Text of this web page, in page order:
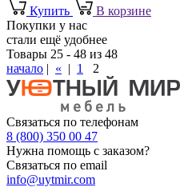
Купить
В корзине
Покупки у нас
стали ещё удобнее
Товары 25 - 48 из 48
начало
« 1 2
Связаться по телефонам
8 (800) 350 00 47
Нужна помощь с заказом?
Связаться по email
info@uytmir.com